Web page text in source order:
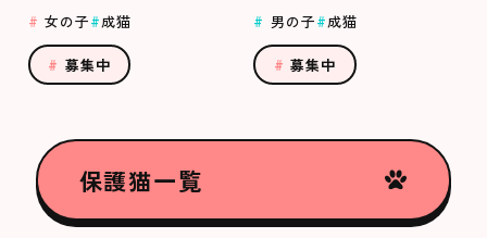
女の子
成猫
募集中
男の子
成猫
募集中
保護猫一覧